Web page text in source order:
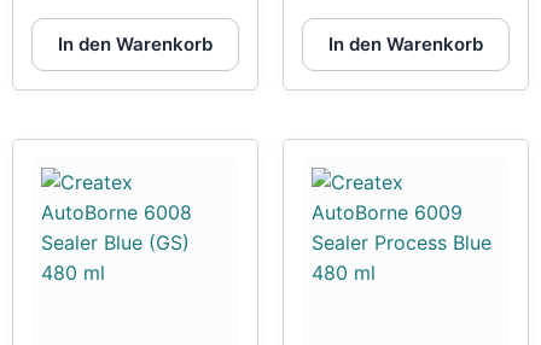
In den Warenkorb In den Warenkorb